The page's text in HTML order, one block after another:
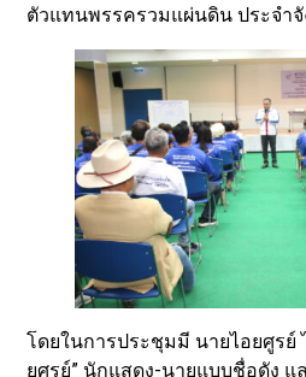
ตัวแทนพรรครวมแผ่นดิน ประจำ
โดยในการประชุมมี นายไอยศูรย์
ยศูรย์” นักแสดง-นายแบบชื่อดัง แ